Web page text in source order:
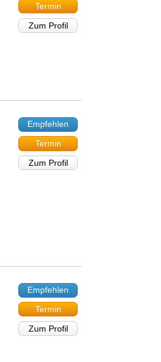
Termin
Zum Profil
Empfehlen
Termin
Zum Profil
Empfehlen
Termin
Zum Profil